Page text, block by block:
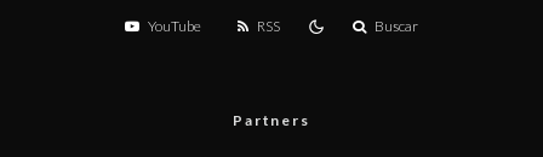
YouTube RSS Buscar
Partners